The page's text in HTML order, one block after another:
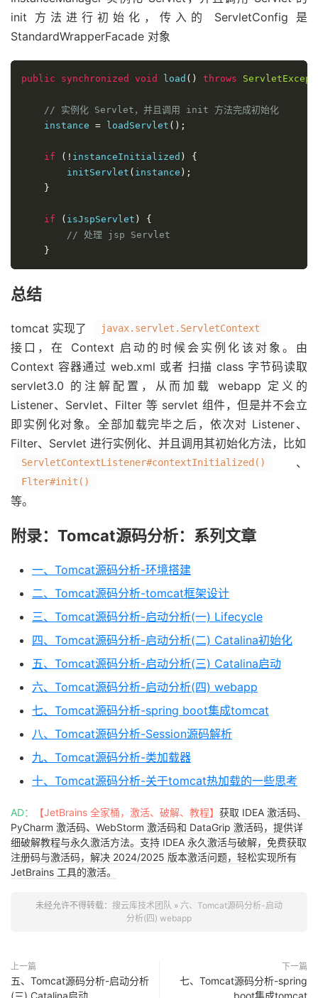
init 方法进行初始化，传入的 ServletConfig 是
StandardWrapperFacade 对象
public synchronized void load () throws
// 实例化 Servlet，并且调用 init 方法完成初始化
    instance
= loadServlet ();
if (! instanceInitialized )
{
        initServlet
( instance );
}
if ( isJspServlet )
{
// 处理 jsp Servlet
}
总结
tomcat 实现了 javax.servlet.ServletContext
接口，在 Context 启动的时候会实例化该对象。由
Context 容器通过 web.xml 或者 扫描 class 字节码读取
servlet3.0 的注解配置，从而加载 webapp 定义的
Listener、Servlet、Filter 等 servlet 组件，但是并不会立
即实例化对象。全部加载完毕之后，依次对 Listener、
Filter、Servlet 进行实例化、并且调用其初始化方法，比如
ServletContextListener#contextInitialized() 、
Flter#init()
等。
附录：Tomcat源码分析：系列文章
一、Tomcat源码分析-环境搭建
二、Tomcat源码分析-tomcat框架设计
三、Tomcat源码分析-启动分析(一) Lifecycle
四、Tomcat源码分析-启动分析(二) Catalina初始化
五、Tomcat源码分析-启动分析(三) Catalina启动
六、Tomcat源码分析-启动分析(四) webapp
七、Tomcat源码分析-spring boot集成tomcat
八、Tomcat源码分析-Session源码解析
九、Tomcat源码分析-类加载器
十、Tomcat源码分析-关于tomcat热加载的一些思考
AD： 【JetBrains 全家桶，激活、破解、教程】 获取 IDEA 激活码、
PyCharm 激活码、WebStorm 激活码和 DataGrip 激活码，提供详
细破解教程与永久激活方法。支持 IDEA 永久激活与破解，免费获取
注册码与激活码，解决 2024/2025 版本激活问题，轻松实现所有
JetBrains 工具的激活。
未经允许不得转载： 搜云库技术团队 » 六、Tomcat源码分析-启动
分析(四) webapp
上一篇
五、Tomcat源码分析-启动分析
(三) Catalina启动
下一篇
七、Tomcat源码分析-spring
boot集成tomcat